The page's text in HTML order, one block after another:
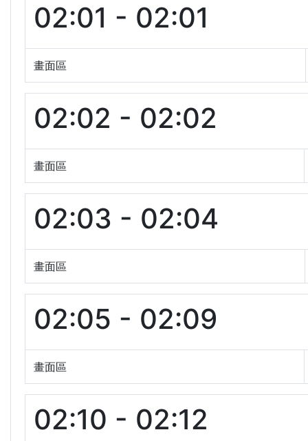
02:01 - 02:01
畫面區
02:02 - 02:02
畫面區
02:03 - 02:04
畫面區
02:05 - 02:09
畫面區
02:10 - 02:12